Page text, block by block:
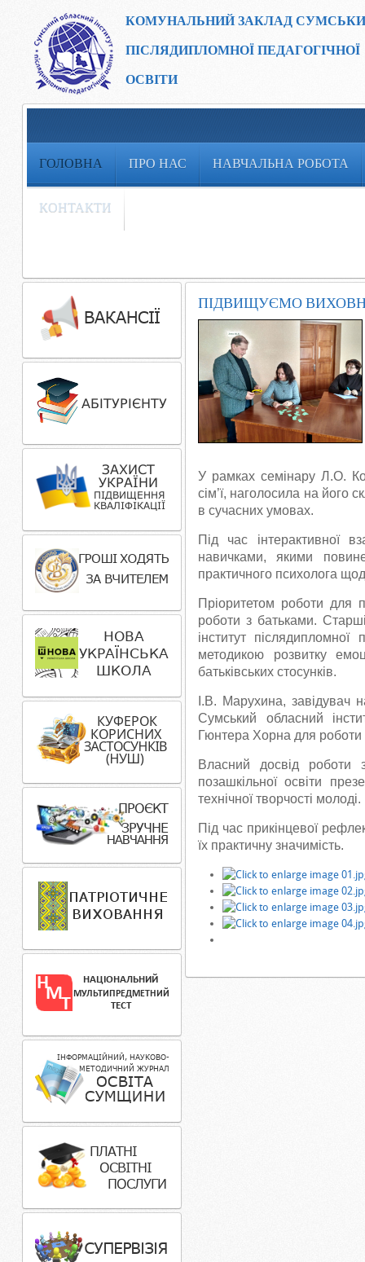
КОМУНАЛЬНИЙ ЗАКЛАД
ПІСЛЯДИПЛОМНОЇ ПЕДАГОГІЧНОЇ
ОСВІТИ
ГОЛОВНА ПРО НАС НАВЧАЛЬНА РОБОТА
КОНТАКТИ
ПІДВИЩУЄМО
У рамках семінару Л.О.
сім’ї, наголосила на його
в сучасних умовах.
Під час інтерактивної
навичками, якими
практичного психолога
Пріоритетом роботи для
роботи з батьками.
інститут
методикою розвитку
батьківських стосунків.
І.В. Марухина, завідувач
Сумський обласний
Гюнтера Хорна для роботи
Власний досвід роботи
позашкільної освіти
технічної творчості молоді.
Під час прикінцевої
їх практичну значимість.